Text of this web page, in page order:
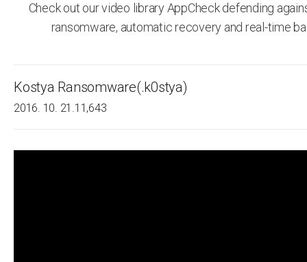
Check out our video library AppCheck defending
ransomware, automatic recovery and real-time
Kostya Ransomware(.k0stya)
2016. 10. 21.11,643